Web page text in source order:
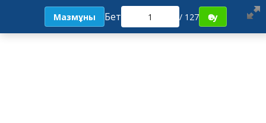
Мазмұны Бет / 127 Өту